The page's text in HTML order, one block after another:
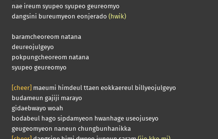
nae ireum syupeo syupeo geureomyo
dangsini bureumyeon eonjerado (hwik)
baramcheoreom natana
deureojulgeyo
pokpungcheoreom natana
syupeo geureomyo
[cheer] maeumi himdeul ttaen eokkaereul billyeojulgeyo
budameun gajiji marayo
gidaebwayo woah
bodabeul hago sipdamyeon hwanhage useojuseyo
geugeomyeon naneun chungbunhanikka